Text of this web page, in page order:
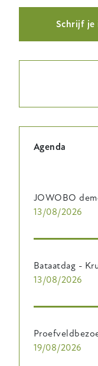
Schrijf je
Agenda
JOWOBO
13/08/2026
Bataatdag -
13/08/2026
19/08/2026